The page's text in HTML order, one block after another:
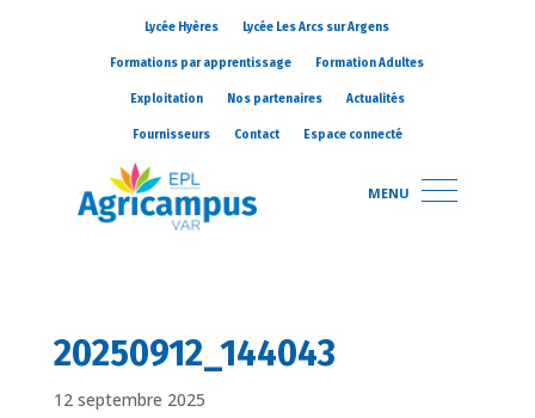
Lycée Hyères Lycée Les Arcs sur Argens
Formations par apprentissage Formation Adultes
Exploitation Nos partenaires Actualités
Fournisseurs Contact Espace connecté
MENU
20250912_144043
12 septembre 2025